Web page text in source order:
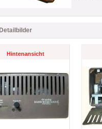
Detailbilder
Hintenansicht